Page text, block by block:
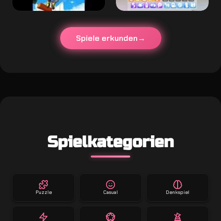
Spiele erkunden
Spielkategorien
Puzzle Casual Denkspiel